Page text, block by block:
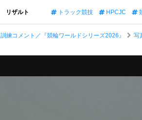
リザルト トラック競技 HPCJC
練コメント／『競輪ワールドシリーズ2026』
写